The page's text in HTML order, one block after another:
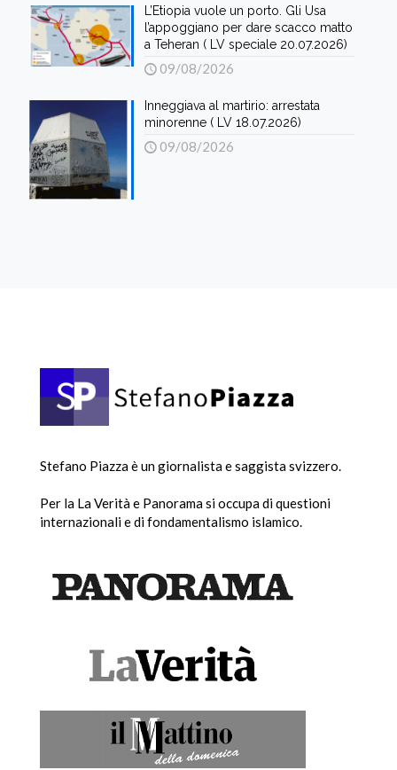
L’Etiopia vuole un porto. Gli Usa
l’appoggiano per dare scacco matto
a Teheran ( LV speciale 20.07.2026)
09/08/2026
Inneggiava al martirio: arrestata
minorenne ( LV 18.07.2026)
09/08/2026
Stefano Piazza è un giornalista e saggista svizzero.
Per la La Verità e Panorama si occupa di questioni
internazionali e di fondamentalismo islamico.